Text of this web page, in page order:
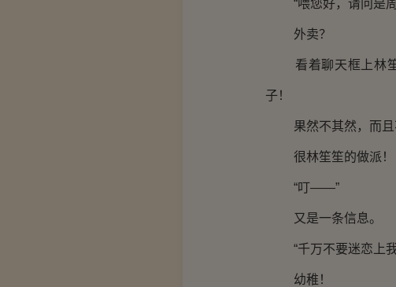
“喂您好，请问是周
外卖？
看着聊天框上林笙
子！
果然不其然，而且不
很林笙笙的做派！
“叮——”
又是一条信息。
“千万不要迷恋上我
幼稚！